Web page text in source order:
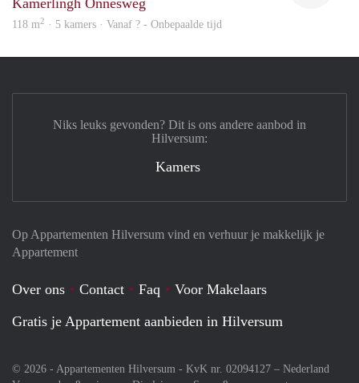
118 m2 · 5 kamers · Vanaf ? - Onbepaalde tijd
Op Appartementen Hilversum vind en verhuur je makkelijk je
Appartement
Over ons Contact Faq
Voor Makelaars
Gratis je Appartement aanbieden in Hilversum
© 2026 - Appartementen Hilversum - KvK nr. 02094127 – Nederland
Niks leuks gevonden? Dit is ons andere aanbod in
Hilversum:
Kamers